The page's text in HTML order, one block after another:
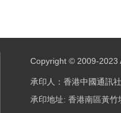
Copyright © 2009-2023
承印人：香港中國通訊
承印地址: 香港南區黃